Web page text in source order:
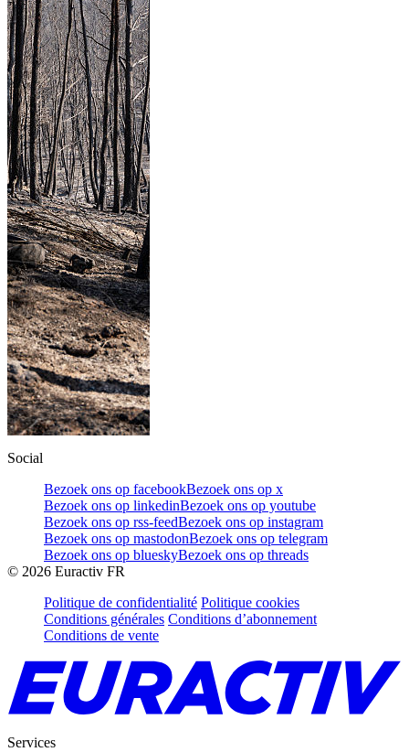
Social
Bezoek ons op facebookBezoek ons op x
Bezoek ons op linkedinBezoek ons op youtube
Bezoek ons op rss-feedBezoek ons op instagram
Bezoek ons op mastodonBezoek ons op telegram
Bezoek ons op blueskyBezoek ons op threads
© 2026 Euractiv FR
Politique de confidentialité Politique cookies
Conditions générales Conditions d’abonnement
Conditions de vente
Services